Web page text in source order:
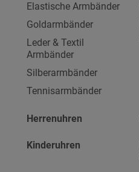
Elastische Armbänder
Goldarmbänder
Leder & Textil
Armbänder
Silberarmbänder
Tennisarmbänder
Herrenuhren
Kinderuhren